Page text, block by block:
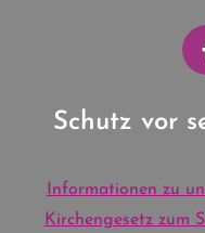
Schutz vor
Informationen zu
Kirchengesetz zum